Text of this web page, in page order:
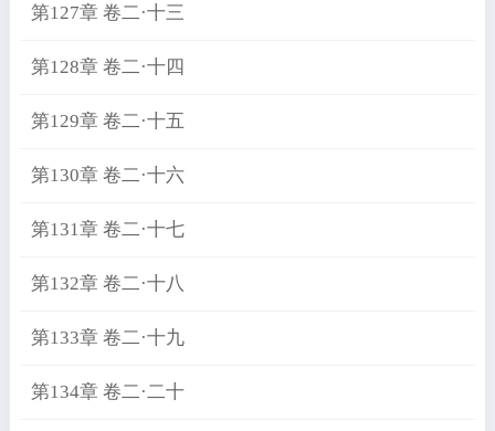
第127章 卷二·十三
第128章 卷二·十四
第129章 卷二·十五
第130章 卷二·十六
第131章 卷二·十七
第132章 卷二·十八
第133章 卷二·十九
第134章 卷二·二十